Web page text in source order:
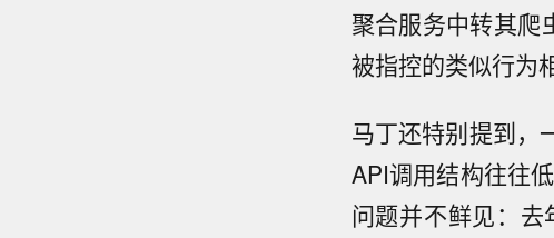
聚合服务中转其爬
被指控的类似行为
马丁还特别提到，
API调用结构往往
问题并不鲜见：